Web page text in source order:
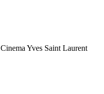
Cinema Yves Saint Laurent